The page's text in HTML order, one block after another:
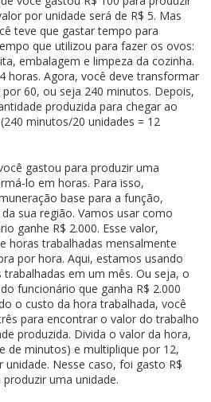
por unidade será de R$ 5. Mas
teve que gastar tempo para
que utilizou para fazer os ovos:
embalagem e limpeza da cozinha.
horas. Agora, você deve transformar
60, ou seja 240 minutos. Depois,
produzida para chegar ao
minutos/20 unidades = 12
gastou para produzir uma
lo em horas. Para isso,
base para a função,
sua região. Vamos usar como
ganhe R$ 2.000. Esse valor,
horas trabalhadas mensalmente
por hora. Aqui, estamos usando
em um mês. Ou seja, o
funcionário que ganha R$ 2.000
o custo da hora trabalhada, você
para encontrar o valor do trabalho
produzida. Divida o valor da hora,
de minutos) e multiplique por 12,
Nesse caso, foi gasto R$
uma unidade.